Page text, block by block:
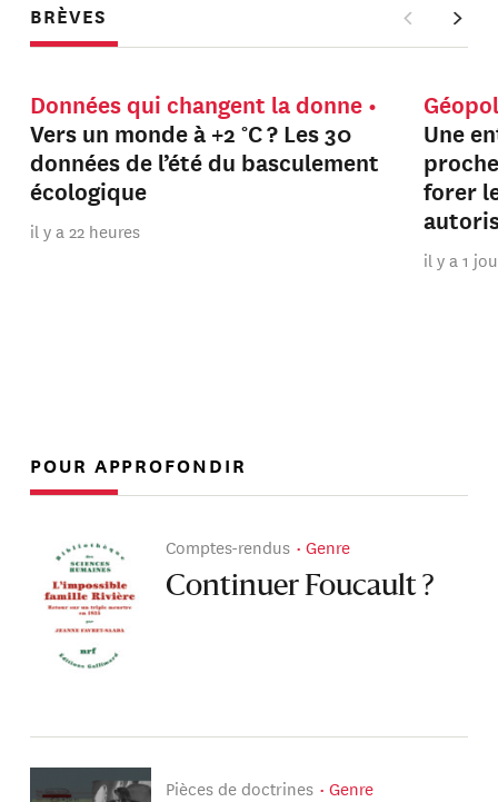
BRÈVES
Données qui changent la donne
Vers un monde à +2 °C ? Les 30
données de l’été du basculement
écologique
il y a 22 heures
Une
forer
il y a 1
POUR APPROFONDIR
Comptes-rendus Genre
Continuer Foucault ?
Pièces de doctrines Genre